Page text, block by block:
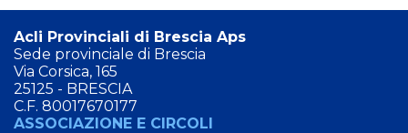
Acli Provinciali di Brescia Aps
Sede provinciale di Brescia
Via Corsica, 165
25125 - BRESCIA
C.F. 80017670177
ASSOCIAZIONE E CIRCOLI